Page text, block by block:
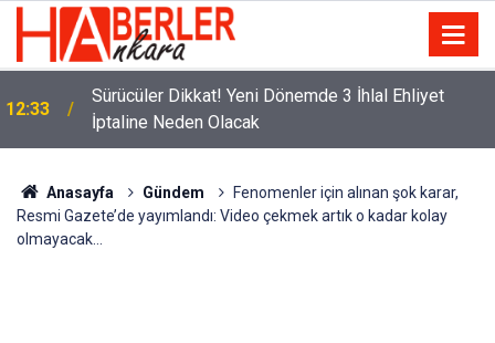
12:33
Sürücüler Dikkat! Yeni Dönemde 3 İhlal Ehliyet
İptaline Neden Olacak
Anasayfa Gündem
Fenomenler için alınan şok karar,
Resmi Gazete’de yayımlandı: Video çekmek artık o kadar kolay
olmayacak…